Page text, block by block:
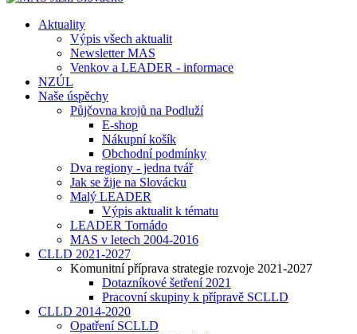
Aktuality
Výpis všech aktualit
Newsletter MAS
Venkov a LEADER - informace
NZÚL
Naše úspěchy
Půjčovna krojů na Podluží
E-shop
Nákupní košík
Obchodní podmínky
Dva regiony - jedna tvář
Jak se žije na Slovácku
Malý LEADER
Výpis aktualit k tématu
LEADER Tornádo
MAS v letech 2004-2016
CLLD 2021-2027
Komunitní příprava strategie rozvoje 2021-2027
Dotazníkové šetření 2021
Pracovní skupiny k přípravě SCLLD
CLLD 2014-2020
Opatření SCLLD